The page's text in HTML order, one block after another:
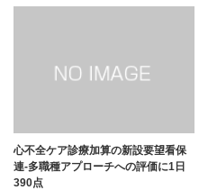
心不全ケア診療加算の新設要望看保
連-多職種アプローチへの評価に1日
390点